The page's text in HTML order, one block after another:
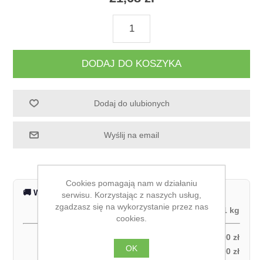
DODAJ DO KOSZYKA
Dodaj do ulubionych
Wyślij na email
🚚 Wysyłka na terenie całej Polski
Waga produktu:
1 kg
Odbiór własny:
0,00 zł
Kurier DPD – za pobraniem (1 paczka):
27,00 zł
Cookies pomagają nam w działaniu
serwisu. Korzystając z naszych usług,
zgadzasz się na wykorzystanie przez nas
cookies.
OK